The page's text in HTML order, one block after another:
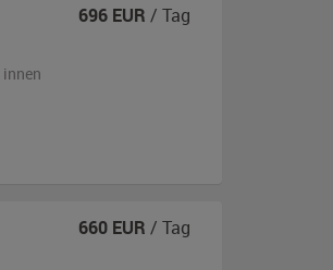
innen
696 EUR / Tag
660 EUR / Tag